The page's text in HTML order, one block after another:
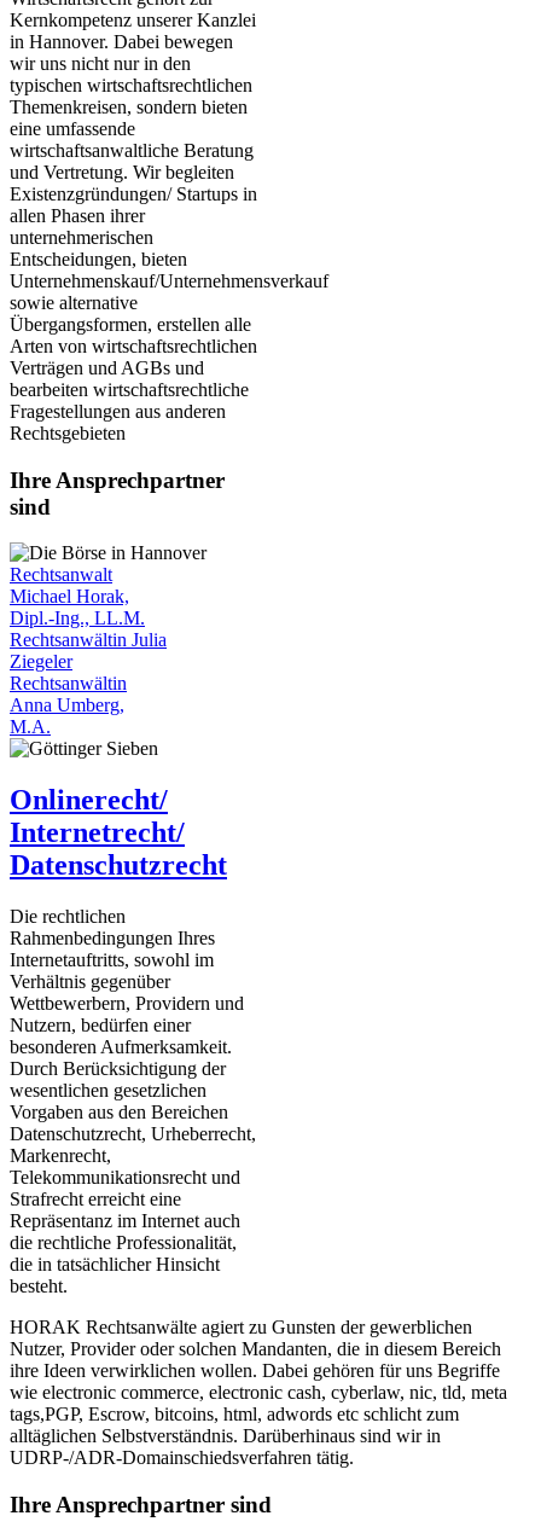
Kernkompetenz unserer Kanzlei
in Hannover. Dabei bewegen
wir uns nicht nur in den
typischen wirtschaftsrechtlichen
Themenkreisen, sondern bieten
eine umfassende
wirtschaftsanwaltliche Beratung
und Vertretung. Wir begleiten
Existenzgründungen/ Startups in
allen Phasen ihrer
unternehmerischen
Entscheidungen, bieten
Unternehmenskauf/Unternehmensverkauf
sowie alternative
Übergangsformen, erstellen alle
Arten von wirtschaftsrechtlichen
Verträgen und AGBs und
bearbeiten wirtschaftsrechtliche
Fragestellungen aus anderen
Rechtsgebieten
Ihre Ansprechpartner
sind
Rechtsanwalt
Michael Horak,
Dipl.-Ing., LL.M.
Rechtsanwältin Julia
Ziegeler
Rechtsanwältin
Anna Umberg,
M.A.
Onlinerecht/
Internetrecht/
Datenschutzrecht
Die rechtlichen
Rahmenbedingungen Ihres
Internetauftritts, sowohl im
Verhältnis gegenüber
Wettbewerbern, Providern und
Nutzern, bedürfen einer
besonderen Aufmerksamkeit.
Durch Berücksichtigung der
wesentlichen gesetzlichen
Vorgaben aus den Bereichen
Datenschutzrecht, Urheberrecht,
Markenrecht,
Telekommunikationsrecht und
Strafrecht erreicht eine
Repräsentanz im Internet auch
die rechtliche Professionalität,
die in tatsächlicher Hinsicht
besteht.
HORAK Rechtsanwälte agiert zu Gunsten der gewerblichen
Nutzer, Provider oder solchen Mandanten, die in diesem Bereich
ihre Ideen verwirklichen wollen. Dabei gehören für uns Begriffe
wie electronic commerce, electronic cash, cyberlaw, nic, tld, meta
tags,PGP, Escrow, bitcoins, html, adwords etc schlicht zum
alltäglichen Selbstverständnis. Darüberhinaus sind wir in
UDRP-/ADR-Domainschiedsverfahren tätig.
Ihre Ansprechpartner sind